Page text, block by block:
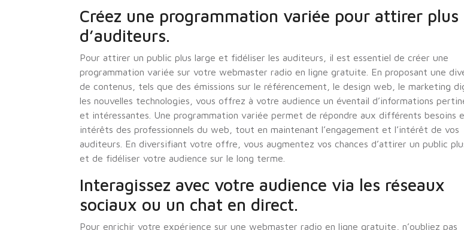
Créez une programmation variée pour attirer plus
d’auditeurs.
Pour attirer un public plus large et fidéliser les auditeurs, il est essentiel de créer une
programmation variée sur votre webmaster radio en ligne gratuite. En proposant une
de contenus, tels que des émissions sur le référencement, le design web, le marketing
les nouvelles technologies, vous offrez à votre audience un éventail d’informations
et intéressantes. Une programmation variée permet de répondre aux différents besoins
intérêts des professionnels du web, tout en maintenant l’engagement et l’intérêt de vos
auditeurs. En diversifiant votre offre, vous augmentez vos chances d’attirer un public
et de fidéliser votre audience sur le long terme.
Interagissez avec votre audience via les réseaux
sociaux ou un chat en direct.
Pour enrichir votre expérience sur une webmaster radio en ligne gratuite, n’oubliez pas